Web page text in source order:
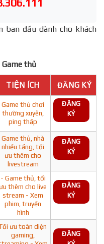
ban đầu dành cho khách
Game thủ
TIỆN ÍCH ĐĂNG KÝ
Game thủ chơi
thường xuyên,
ping thấp
ĐĂNG
KÝ
Game thủ, nhà
nhiều tầng, tối
ưu thêm cho
livestream
ĐĂNG
KÝ
- Game thủ, tối
ưu thêm cho live
stream - Xem
phim, truyền
hình
ĐĂNG
KÝ
ưu toàn diện
gaming,
ĐĂNG